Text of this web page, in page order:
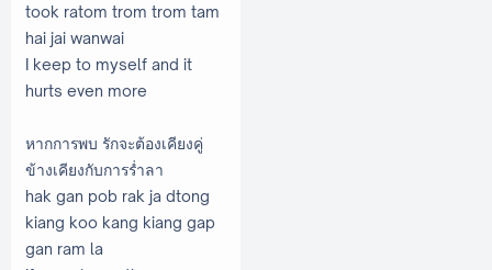
took ratom trom trom tam
hai jai wanwai
I keep to myself and it
hurts even more
หากการพบ รักจะต้องเคียงคู่
ข้างเคียงกับการร่ำลา
hak gan pob rak ja dtong
kiang koo kang kiang gap
gan ram la